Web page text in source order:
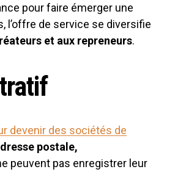
pour faire émerger une
l’offre de service se diversifie
et aux repreneurs.
devenir des sociétés de
postale,
peuvent pas enregistrer leur